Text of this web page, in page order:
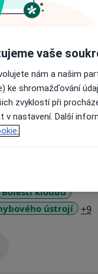
terapie),
Mgr.) a řady
atd.). Bližší
Bolesti kloubů
ústrojí +9
vaše
nám a našim
ke shromažďování
zvyklostí při
v nastavení. Další